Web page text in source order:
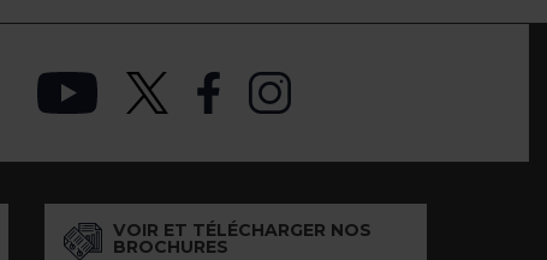
VOIR ET TÉLÉCHARGER NOS
BROCHURES